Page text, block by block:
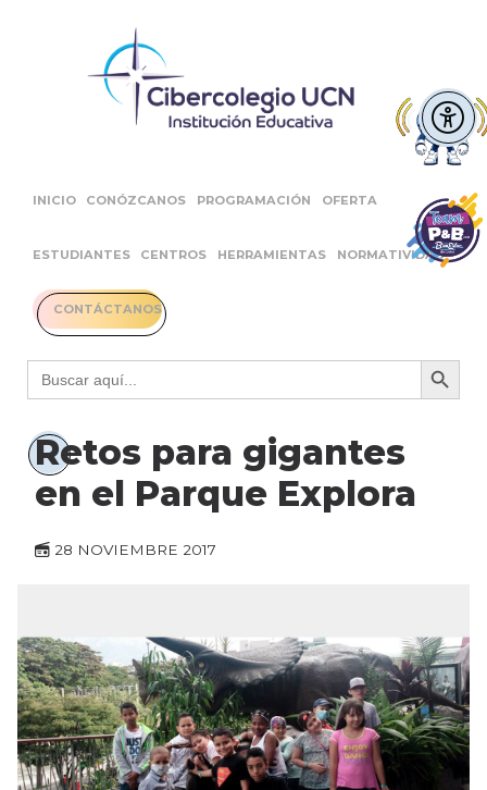
INICIO CONÓZCANOS PROGRAMACIÓN OFERTA
ESTUDIANTES CENTROS HERRAMIENTAS NORMATIVIDAD
CONTÁCTANOS
Buscar: Botón
Retos para gigantes
en el Parque Explora
28 NOVIEMBRE 2017